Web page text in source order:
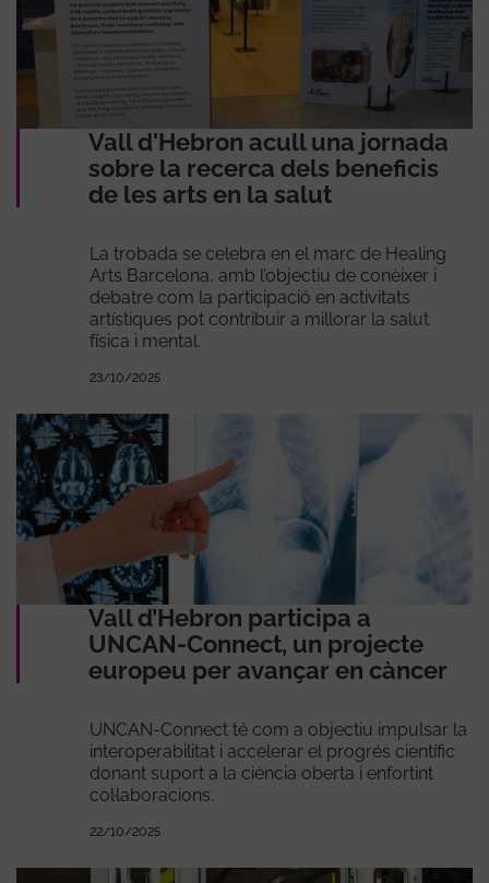
Vall d'Hebron acull una jornada
sobre la recerca dels beneficis
de les arts en la salut
La trobada se celebra en el marc de Healing
Arts Barcelona, amb l’objectiu de conèixer i
debatre com la participació en activitats
artístiques pot contribuir a millorar la salut
física i mental.
23/10/2025
Vall d’Hebron participa a
UNCAN-Connect, un projecte
europeu per avançar en càncer
UNCAN-Connect té com a objectiu impulsar la
interoperabilitat i accelerar el progrés científic
donant suport a la ciència oberta i enfortint
col·laboracions.
22/10/2025